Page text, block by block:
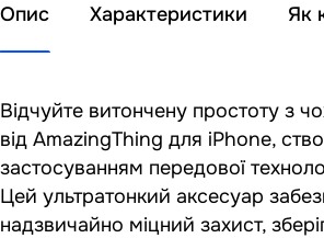
Опис Характеристики Як
Відчуйте витончену простоту з
від AmazingThing для iPhone,
застосуванням передової
Цей ультратонкий аксесуар
надзвичайно міцний захист,